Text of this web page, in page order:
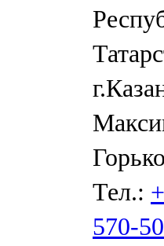
Тел.:
570-